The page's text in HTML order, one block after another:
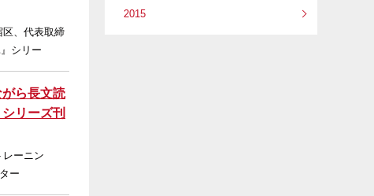
区、代表取締
シリー
ら長文読
リーズ刊
ーニン
ー
2015